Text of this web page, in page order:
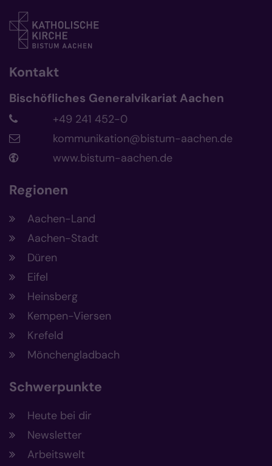
Kontakt
Bischöfliches Generalvikariat Aachen
+49 241 452-0
kommunikation@bistum-aachen.de
www.bistum-aachen.de
Regionen
Aachen-Land
Aachen-Stadt
Düren
Eifel
Heinsberg
Kempen-Viersen
Krefeld
Mönchengladbach
Schwerpunkte
Heute bei dir
Newsletter
Arbeitswelt